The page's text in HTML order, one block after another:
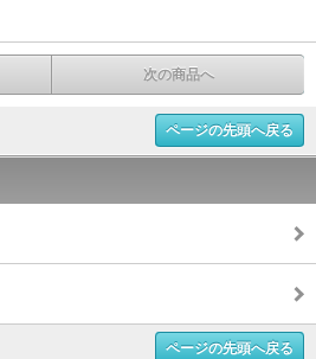
次の商品へ
ページの先頭へ戻る
ページの先頭へ戻る